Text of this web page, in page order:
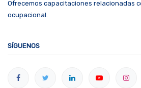
Ofrecemos capacitaciones relacionadas
ocupacional.
SÍGUENOS